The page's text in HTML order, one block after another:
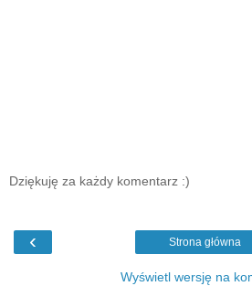
Dziękuję za każdy komentarz :)
‹ Strona główna
Wyświetl wersję na